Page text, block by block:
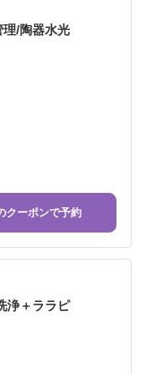
理/陶器水光
クーポンで予約
浄＋ララピ